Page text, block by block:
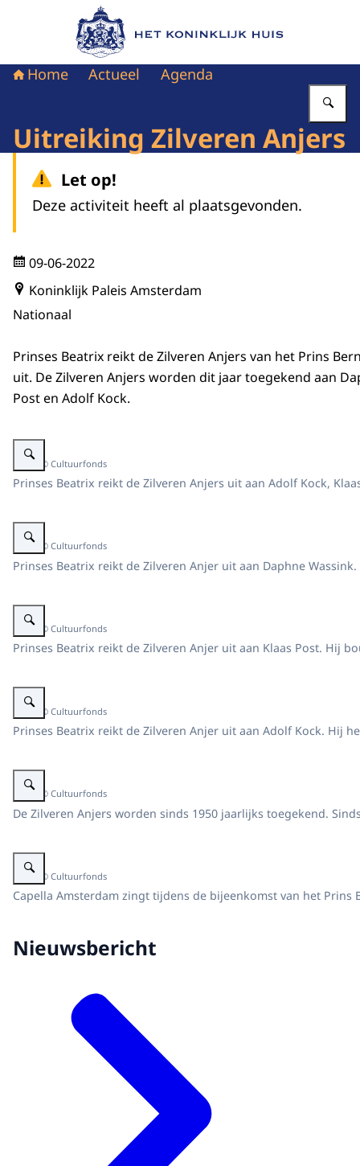
Naar de homepage van Het Koninklijk Huis
Home Actueel Agenda
Uitreiking Zilveren Anjers
Let op!
Deze activiteit heeft al plaatsgevonden.
09-06-2022
Koninklijk Paleis Amsterdam
Nationaal
Prinses Beatrix reikt de Zilveren Anjers van het Prins
uit. De Zilveren Anjers worden dit jaar toegekend aan
Post en Adolf Kock.
Vergroot afbeelding Prinses Beatrix reikt de Zilveren Anjers uit
Beeld: © Cultuurfonds
Prinses Beatrix reikt de Zilveren Anjers uit aan Adolf Kock,
Vergroot afbeelding Prinses Beatrix reikt de Zilveren Anjers uit
Beeld: © Cultuurfonds
Prinses Beatrix reikt de Zilveren Anjer uit aan Daphne
Vergroot afbeelding Prinses Beatrix reikt de Zilveren Anjers uit
Beeld: © Cultuurfonds
Prinses Beatrix reikt de Zilveren Anjer uit aan Klaas Post. Hij
Vergroot afbeelding Prinses Beatrix reikt de Zilveren Anjers uit
Beeld: © Cultuurfonds
Prinses Beatrix reikt de Zilveren Anjer uit aan Adolf Kock. Hij
Vergroot afbeelding Prinses Beatrix reikt de Zilveren Anjers uit
Beeld: © Cultuurfonds
De Zilveren Anjers worden sinds 1950 jaarlijks toegekend.
Vergroot afbeelding Prinses Beatrix reikt de Zilveren Anjers uit
Beeld: © Cultuurfonds
Capella Amsterdam zingt tijdens de bijeenkomst van het
Nieuwsbericht